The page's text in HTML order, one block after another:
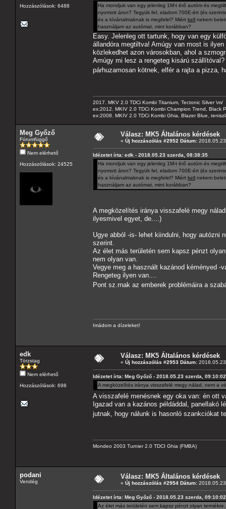
Hozzászólások: 6488
Ha mondjuk van egy jelenleg 1M-t érő autóm és
nyomott áron? Tegyük fel, eladom 700E-ért (és
és a kívánalmaknak is megfelel? Miért kell nekem
használjam az autómat, mint korábban?
Easy. Jelenleg ott tartunk, hogy van egy
állandóra megtiltva! Amúgy van most is
közlekedhet azon városokban, ahol a
Amúgy mi lesz a rengeteg kisárú
párhuzamosan kötnek, elfér a rajta a pizza,
2017. MKV 2.0 TDCi Kombi Titanium, Tectonic Silver \m/
ex:2012. MKIV 2.0 TDCi Kombi Champion Trend, Black
ex:2008. MKIV 2.0 TDCi Kombi Ghia, Blazer Blue,
Meg Győző
Fórumfüggő
Nem elérhető
Hozzászólások: 24525
Válasz: MK5 Általános kérdések
« Új hozzászólás #2952 Dátum:
Idézetet írta: edk - 2018.05.23 szerda, 08:38:35
Ha mondjuk van egy jelenleg 1M-t érő autóm és
nyomott áron? Tegyük fel, eladom 700E-ért (és
és a kívánalmaknak is megfelel? Miért kell nekem
használjam az autómat, mint korábban?
A megközelítés iránya visszafelé megy
ilyesmivel egyet, de....)
Ugye abból -is- lehet kiindulni, hogy autózni
szerint.
Az élet más területén sem kapsz pénzt
nem olyan van.
Vegye meg a használt kazánod kéményed -
Rengeteg ilyen van....
Pont sz.rnak az emberek problémáira a
Imádom a dízeleket!
edk
Törzstag
Nem elérhető
Hozzászólások: 698
Válasz: MK5 Általános kérdések
« Új hozzászólás #2953 Dátum:
Idézetet írta: Meg Győző - 2018.05.23 szerda, 09:10:02
A megközelítés iránya visszafelé megy nálad, nem a
A visszafelé menésnek egy oka van: én ott
Igazad van a kazános példáddal, panellakó
jutnak, hogy nálunk is hasonló szankciókat
Mondeo 2003 Turnier 2.0 TDCI Ghia (FMBA)
podani
Vendég
Válasz: MK5 Általános kérdések
« Új hozzászólás #2954 Dátum:
Idézetet írta: Meg Győző - 2018.05.23 szerda, 09:10:02
Az élet más területén sem kapsz pénzt olyan